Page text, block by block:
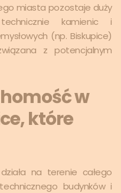
miasta pozostaje duży
kamienic i
(np. Biskupice)
z potencjalnym
w
które
działa na terenie całego
budynków i